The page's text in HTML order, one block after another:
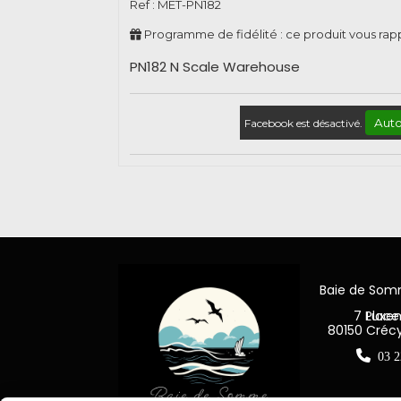
Ref : MET-PN182
Programme de fidélité : ce produit vous
PN182 N Scale Warehouse
Facebook est désactivé.
Baie de
7 Place
80150
 03